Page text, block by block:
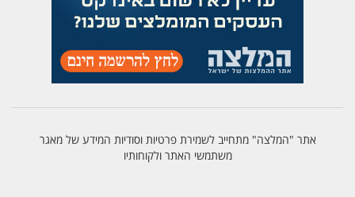
אתר "המלצה" מתחייב לשמירת פרטיות וסודיות המידע של מאגר
משתמשי האתר ולקוחותיו